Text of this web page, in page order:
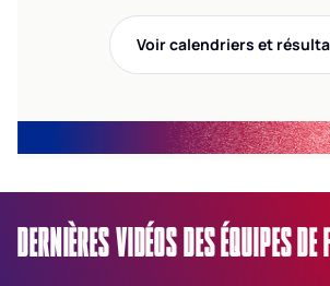
Voir calendriers et
DERNIÈRES VIDÉOS DES ÉQUIPES